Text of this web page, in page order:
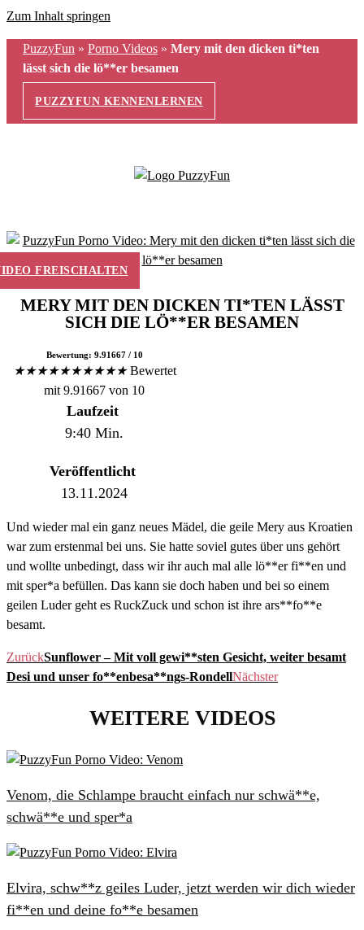
Zum Inhalt springen
PuzzyFun » Porno Videos » Mery mit den dicken ti*ten
lässt sich die lö**er besamen
PUZZYFUN KENNENLERNEN
FREISCHALTEN
MERY MIT DEN DICKEN TI*TEN LÄSST
SICH DIE LÖ**ER BESAMEN
Bewertung: 9.91667 / 10
★★★★★★★★★★ Bewertet
mit 9.91667 von 10
Laufzeit
9:40 Min.
Veröffentlicht
13.11.2024
Und wieder mal ein ganz neues Mädel, die geile Mery aus Kroatien
war zum erstenmal bei uns. Sie hatte soviel gutes über uns gehört
und wollte unbedingt, dass wir ihr auch mal alle lö**er fi**en und
mit sper*a befüllen. Das kann sie doch haben und bei so einem
geilen Luder geht es RuckZuck und schon ist ihre ars**fo**e
besamt.
ZurückSunflower – Mit voll gewi**sten Gesicht, weiter besamt
Desi und unser fo**enbesa**ngs-RondellNächster
WEITERE VIDEOS
Venom, die Schlampe braucht einfach nur schwä**e,
schwä**e und sper*a
Elvira, schw**z geiles Luder, jetzt werden wir dich wieder
fi**en und deine fo**e besamen